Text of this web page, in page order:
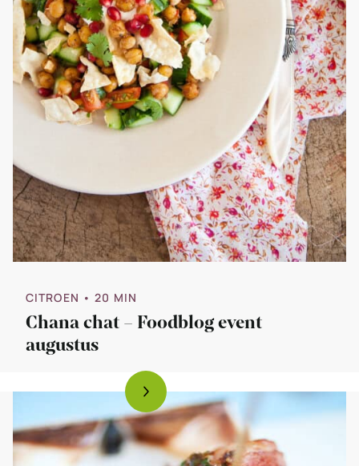
CITROEN • 20 MIN
Chana chat – Foodblog event
augustus